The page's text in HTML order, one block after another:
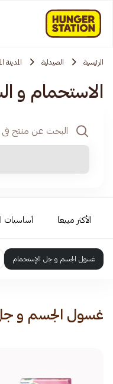
الرئيسية الصيدلية المدينة
الاستحمام و
الأكثر مبيعا أساسيات
غسول الجسم و جل الإستحمام
غسول الجسم و